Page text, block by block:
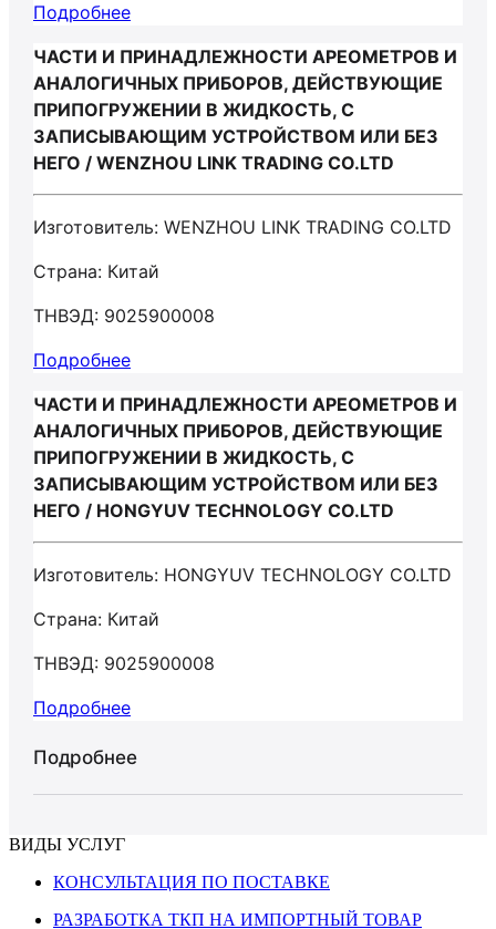
Подробнее
ЧАСТИ И ПРИНАДЛЕЖНОСТИ АРЕОМЕТРОВ И
АНАЛОГИЧНЫХ ПРИБОРОВ, ДЕЙСТВУЮЩИЕ
ПРИПОГРУЖЕНИИ В ЖИДКОСТЬ, С
ЗАПИСЫВАЮЩИМ УСТРОЙСТВОМ ИЛИ БЕЗ
НЕГО / WENZHOU LINK TRADING CO.LTD
Изготовитель: WENZHOU LINK TRADING CO.LTD
Страна: Китай
ТНВЭД: 9025900008
Подробнее
ЧАСТИ И ПРИНАДЛЕЖНОСТИ АРЕОМЕТРОВ И
АНАЛОГИЧНЫХ ПРИБОРОВ, ДЕЙСТВУЮЩИЕ
ПРИПОГРУЖЕНИИ В ЖИДКОСТЬ, С
ЗАПИСЫВАЮЩИМ УСТРОЙСТВОМ ИЛИ БЕЗ
НЕГО / HONGYUV TECHNOLOGY CO.LTD
Изготовитель: HONGYUV TECHNOLOGY CO.LTD
Страна: Китай
ТНВЭД: 9025900008
Подробнее
Подробнее
ВИДЫ УСЛУГ
КОНСУЛЬТАЦИЯ ПО ПОСТАВКЕ
РАЗРАБОТКА ТКП НА ИМПОРТНЫЙ ТОВАР